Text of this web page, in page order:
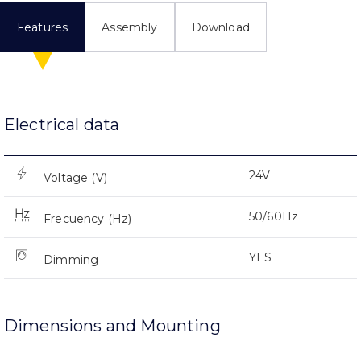
Features Assembly Download
Electrical data
Voltage (V) 24V
Frecuency (Hz) 50/60Hz
Dimming YES
Dimensions and Mounting